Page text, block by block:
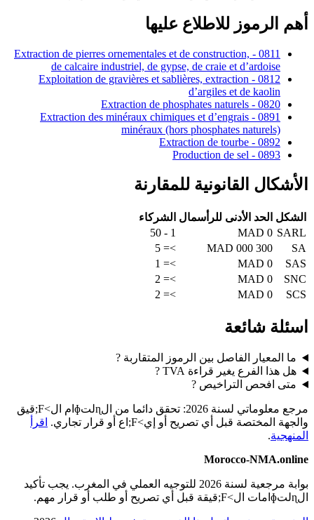
أهم الرموز للاطلاع عليها
0811 - Extraction de pierres ornementales et de construction,
de calcaire industriel, de gypse, de craie et d’ardoise
0812 - Exploitation de gravières et sablières, extraction
d’argiles et de kaolin
0820 - Extraction de phosphates naturels
0891 - Extraction des minéraux chimiques et d’engrais
minéraux (hors phosphates naturels)
0892 - Extraction de tourbe
0893 - Production de sel
الأشكال القانونية للمقارنة
الشكل الحد الأدنى للرأسمال الشركاء
SARL
0 MAD
1 - 50
SA
300 000 MAD
>= 5
SAS
0 MAD
>= 1
SNC
0 MAD
>= 2
SCS
0 MAD
>= 2
اسئلة شائعة
ما المعيار الفاصل بين الرموز المتقاربة ?
هل هذا الفرع يغير قراءة TVA ?
متى افحص التراخيص ?
مرجع معلوماتي لسنة 2026: تحقق دائما من الɳلتɸام ال>F;قيق
والجهة المختصة قبل أي تصريح أو إي>F;اع أو قرار تجاري.
اقرأ
المنهجية.
Morocco-NMA.online
بوابة مرجعية لسنة 2026 للتوجيه العملي في المغرب. يجب تأكيد
الɳلتɸامات ال>F;قيقة قبل أي تصريح أو طلب أو قرار مهم.